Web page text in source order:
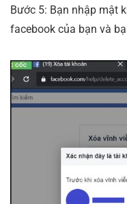
Bước 5: Bạn nhập mật
facebook của bạn và